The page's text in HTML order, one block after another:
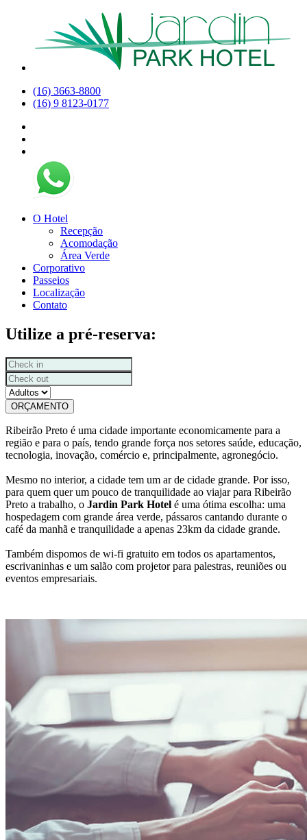
(16) 3663-8800
(16) 9 8123-0177
O Hotel
Recepção
Acomodação
Área Verde
Corporativo
Passeios
Localização
Contato
Utilize a pré-reserva:
ORÇAMENTO
Ribeirão Preto é uma cidade importante economicamente para a
região e para o país, tendo grande força nos setores saúde, educação,
tecnologia, inovação, comércio e, principalmente, agronegócio.
Mesmo no interior, a cidade tem um ar de cidade grande. Por isso,
para quem quer um pouco de tranquilidade ao viajar para Ribeirão
Preto a trabalho, o Jardin Park Hotel é uma ótima escolha: uma
hospedagem com grande área verde, pássaros cantando durante o
café da manhã e tranquilidade a apenas 23km da cidade grande.
Também dispomos de wi-fi gratuito em todos os apartamentos,
escrivaninhas e um salão com projetor para palestras, reuniões ou
eventos empresariais.